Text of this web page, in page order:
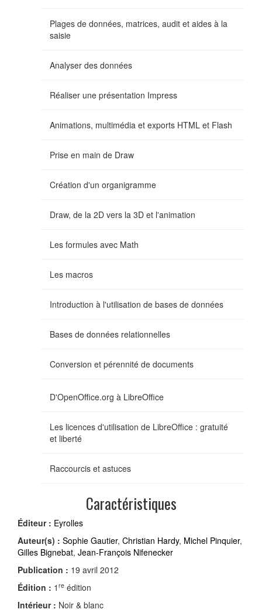
Plages de données, matrices, audit et aides à la
saisie
Analyser des données
Réaliser une présentation Impress
Animations, multimédia et exports HTML et Flash
Prise en main de Draw
Création d'un organigramme
Draw, de la 2D vers la 3D et l'animation
Les formules avec Math
Les macros
Introduction à l'utilisation de bases de données
Bases de données relationnelles
Conversion et pérennité de documents
D'OpenOffice.org à LibreOffice
Les licences d'utilisation de LibreOffice : gratuité
et liberté
Raccourcis et astuces
Caractéristiques
Éditeur : Eyrolles
Auteur(s) : Sophie Gautier, Christian Hardy, Michel Pinquier,
Gilles Bignebat, Jean-François Nifenecker
Publication : 19 avril 2012
Édition : 1 re édition
Intérieur : Noir & blanc